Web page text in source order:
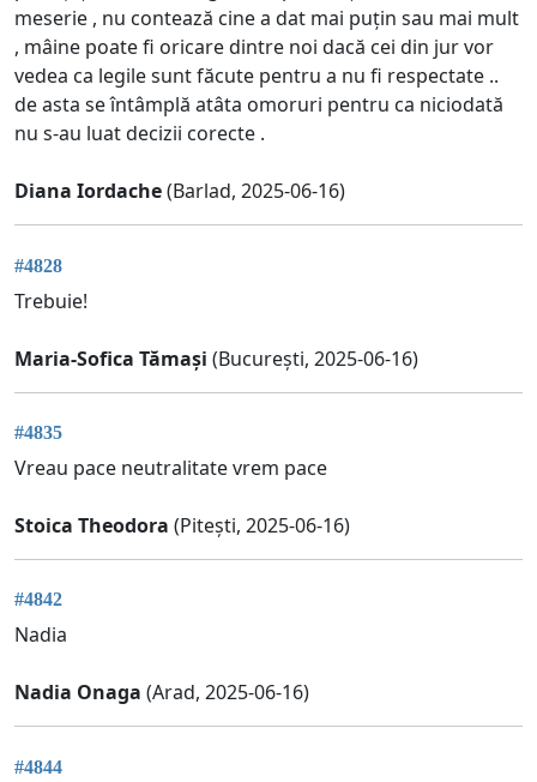
meserie , nu contează cine a dat mai puțin sau mai mult
, mâine poate fi oricare dintre noi dacă cei din jur vor
vedea ca legile sunt făcute pentru a nu fi respectate ..
de asta se întâmplă atâta omoruri pentru ca niciodată
nu s-au luat decizii corecte .
Diana Iordache(Barlad, 2025-06-16)
#4828
Trebuie!
Maria-Sofica Tămași (București, 2025-06-16)
#4835
Vreau pace neutralitate vrem pace
Stoica Theodora (Pitești, 2025-06-16)
#4842
Nadia
Nadia Onaga (Arad, 2025-06-16)
#4844